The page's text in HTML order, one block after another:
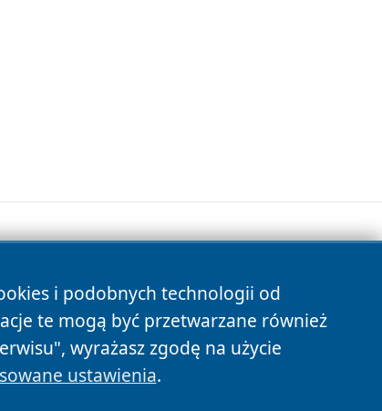
i podobnych technologii od
te mogą być przetwarzane również
wyrażasz zgodę na użycie
ustawienia.